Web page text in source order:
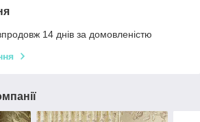
14 днів за домовленістю